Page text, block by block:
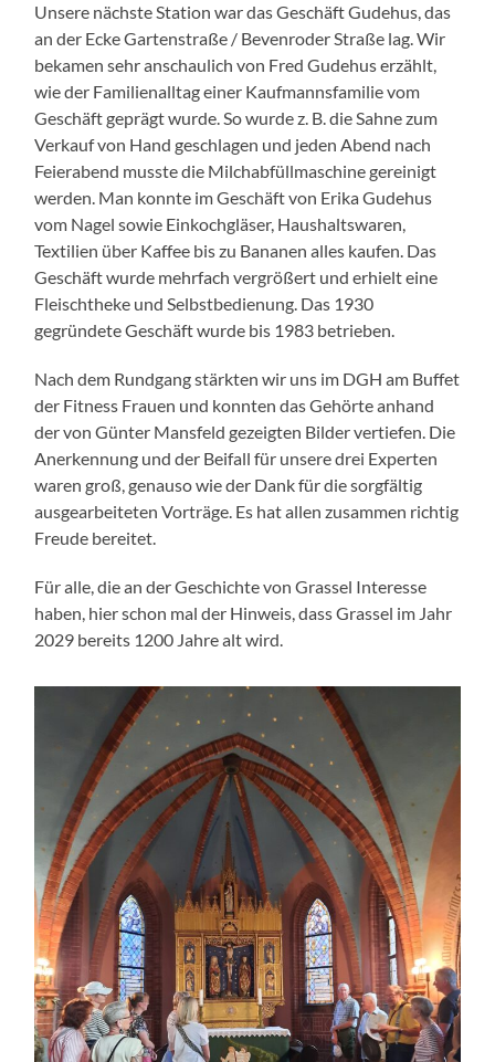
Unsere nächste Station war das Geschäft Gudehus, das
an der Ecke Gartenstraße / Bevenroder Straße lag. Wir
bekamen sehr anschaulich von Fred Gudehus erzählt,
wie der Familienalltag einer Kaufmannsfamilie vom
Geschäft geprägt wurde. So wurde z. B. die Sahne zum
Verkauf von Hand geschlagen und jeden Abend nach
Feierabend musste die Milchabfüllmaschine gereinigt
werden. Man konnte im Geschäft von Erika Gudehus
vom Nagel sowie Einkochgläser, Haushaltswaren,
Textilien über Kaffee bis zu Bananen alles kaufen. Das
Geschäft wurde mehrfach vergrößert und erhielt eine
Fleischtheke und Selbstbedienung. Das 1930
gegründete Geschäft wurde bis 1983 betrieben.
Nach dem Rundgang stärkten wir uns im DGH am Buffet
der Fitness Frauen und konnten das Gehörte anhand
der von Günter Mansfeld gezeigten Bilder vertiefen. Die
Anerkennung und der Beifall für unsere drei Experten
waren groß, genauso wie der Dank für die sorgfältig
ausgearbeiteten Vorträge. Es hat allen zusammen richtig
Freude bereitet.
Für alle, die an der Geschichte von Grassel Interesse
haben, hier schon mal der Hinweis, dass Grassel im Jahr
2029 bereits 1200 Jahre alt wird.